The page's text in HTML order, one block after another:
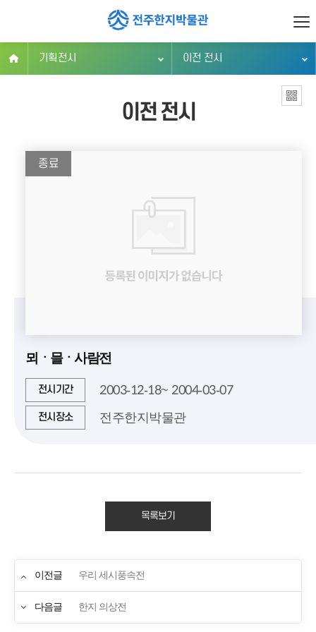
기획전시 이전 전시
이전 전시
종료
뫼ㆍ믈ㆍ사람전
전시기간 2003-12-18~ 2004-03-07
전시장소 전주한지박물관
목록보기
이전글 우리 세시풍속전
다음글 한지 의상전